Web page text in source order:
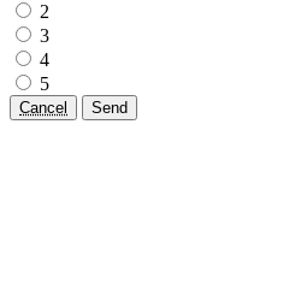
2
3
4
5
Cancel Send